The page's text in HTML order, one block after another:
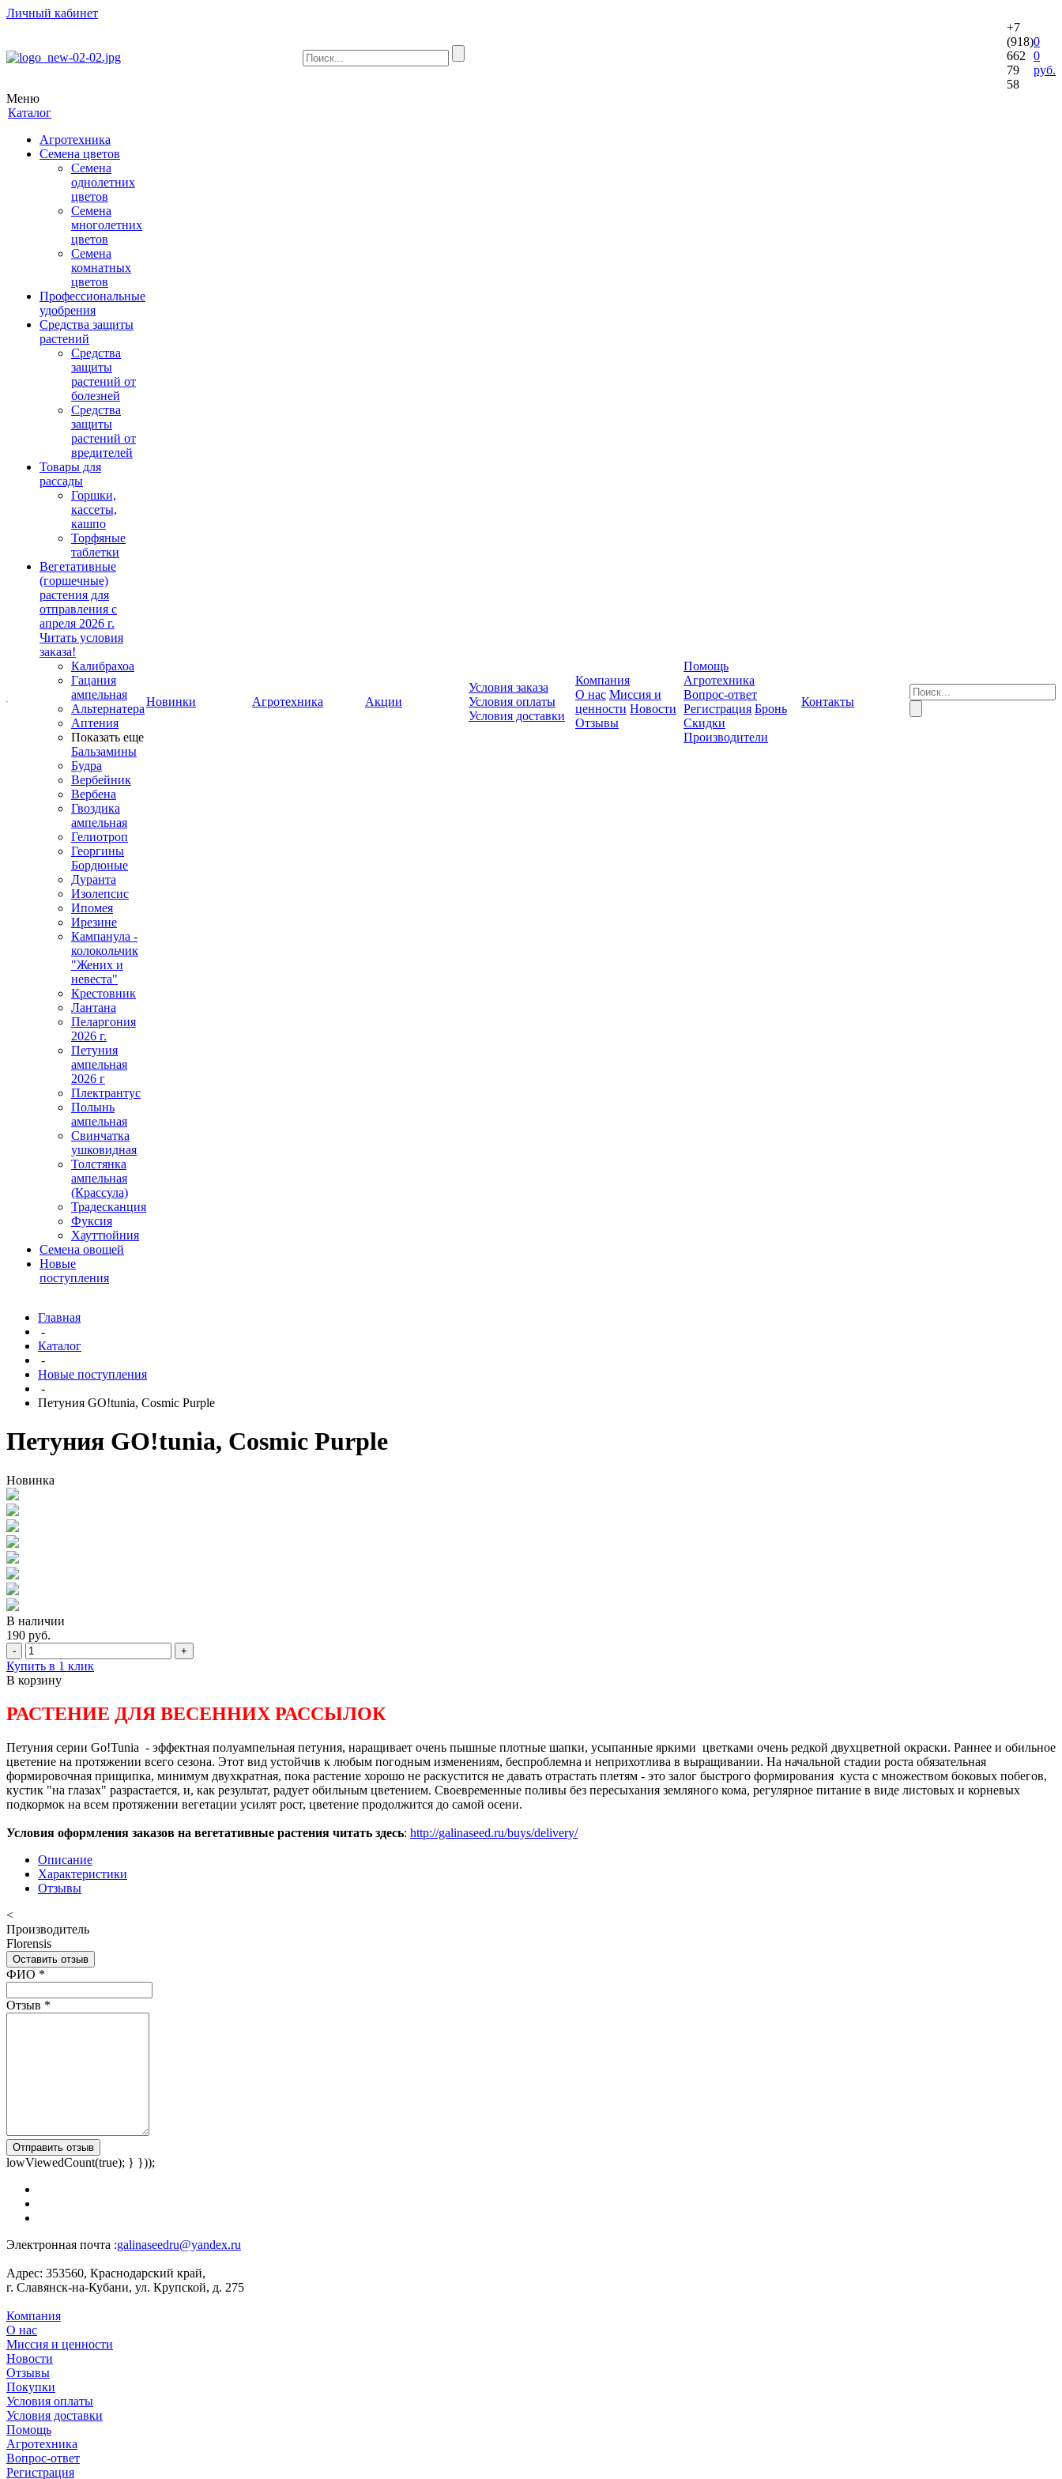
Личный кабинет
+7
(918)
662
79
58
0
0
руб.
Меню
Каталог
Агротехника
Семена цветов
Семена
однолетних
цветов
Семена
многолетних
цветов
Семена
комнатных
цветов
Профессиональные
удобрения
Средства защиты
растений
Средства
защиты
растений от
болезней
Средства
защиты
растений от
вредителей
Товары для
рассады
Горшки,
кассеты,
кашпо
Торфяные
таблетки
Вегетативные
(горшечные)
растения для
отправления с
апреля 2026 г.
Читать условия
заказа!
Калибрахоа
Гацания
ампельная
Альтернатера
Аптения
Показать еще
Бальзамины
Будра
Вербейник
Вербена
Гвоздика
ампельная
Гелиотроп
Георгины
Бордюные
Дуранта
Изолепсис
Ипомея
Ирезине
Кампанула -
колокольчик
"Жених и
невеста"
Крестовник
Лантана
Пеларгония
2026 г.
Петуния
ампельная
2026 г
Плектрантус
Полынь
ампельная
Свинчатка
ушковидная
Толстянка
ампельная
(Крассула)
Традесканция
Фуксия
Хауттюйния
Семена овощей
Новые
поступления
Новинки Агротехника Акции
Условия заказа
Условия оплаты
Условия доставки
Компания
О нас Миссия и
ценности Новости
Отзывы
Помощь
Агротехника
Вопрос-ответ
Регистрация Бронь
Скидки
Производители
Контакты
Главная
-
Каталог
-
Новые поступления
-
Петуния GO!tunia, Cosmic Purple
Петуния GO!tunia, Cosmic Purple
Новинка
В наличии
190 руб.
- +
Купить в 1 клик
В корзину
РАСТЕНИЕ ДЛЯ ВЕСЕННИХ РАССЫЛОК
Петуния серии Go!Tunia - эффектная полуампельная петуния, наращивает очень пышные плотные шапки, усыпанные яркими цветками очень редкой двухцветной окраски. Раннее и обильное
цветение на протяжении всего сезона. Этот вид устойчив к любым погодным изменениям, беспроблемна и неприхотлива в выращивании. На начальной стадии роста обязательная
формировочная прищипка, минимум двухкратная, пока растение хорошо не раскустится не давать отрастать плетям - это залог быстрого формирования куста с множеством боковых побегов,
кустик "на глазах" разрастается, и, как результат, радует обильным цветением. Своевременные поливы без пересыхания земляного кома, регулярное питание в виде листовых и корневых
подкормок на всем протяжении вегетации усилят рост, цветение продолжится до самой осени.
Условия оформления заказов на вегетативные растения читать здесь: http://galinaseed.ru/buys/delivery/
Описание
Характеристики
Отзывы
<
Производитель
Florensis
Оставить отзыв
Ваш отзыв был отправлен!
ФИО *
Отзыв *
Отправить отзыв
lowViewedCount(true); } }));
Электронная почта :galinaseedru@yandex.ru
Адрес: 353560, Краснодарский край,
г. Славянск-на-Кубани, ул. Крупской, д. 275
Компания
О нас
Миссия и ценности
Новости
Отзывы
Покупки
Условия оплаты
Условия доставки
Помощь
Агротехника
Вопрос-ответ
Регистрация